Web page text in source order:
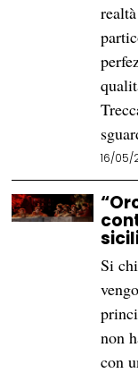
16/05/
Si
non
con